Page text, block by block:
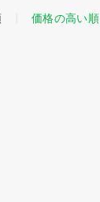
価格の高い順